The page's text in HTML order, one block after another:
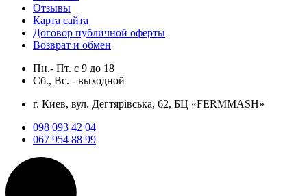
Отзывы
Карта сайта
Договор публичной оферты
Возврат и обмен
Пн.- Пт. с 9 до 18
Сб., Вс. - выходной
г. Киев, вул. Дегтярівська, 62, БЦ «FERMMASH»
098 093 42 04
067 954 88 99